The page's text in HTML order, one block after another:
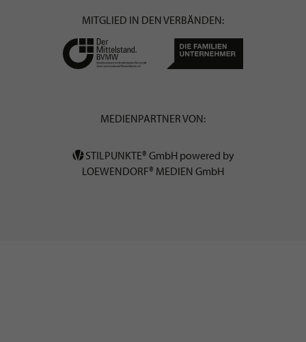
MITGLIED IN DEN VERBÄNDEN:
MEDIENPARTNER VON:
STILPUNKTE® GmbH powered by
LOEWENDORF® MEDIEN GmbH